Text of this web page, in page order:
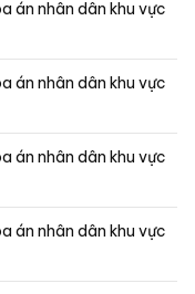
án nhân dân khu vực
án nhân dân khu vực
án nhân dân khu vực
án nhân dân khu vực